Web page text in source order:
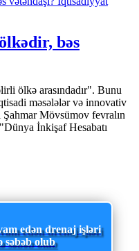
bəs
ölkə arasındadır". Bunu
məsələlər və innovativ
Mövsümov fevralın
İnkişaf Hesabatı
edən drenaj işləri
səbəb olub